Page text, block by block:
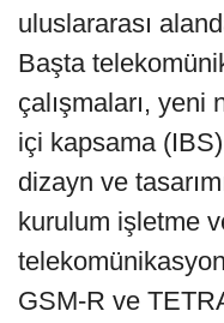
uluslararası
Başta
çalışmaları, yeni
içi kapsama
dizayn ve
kurulum işletme
GSM-R ve